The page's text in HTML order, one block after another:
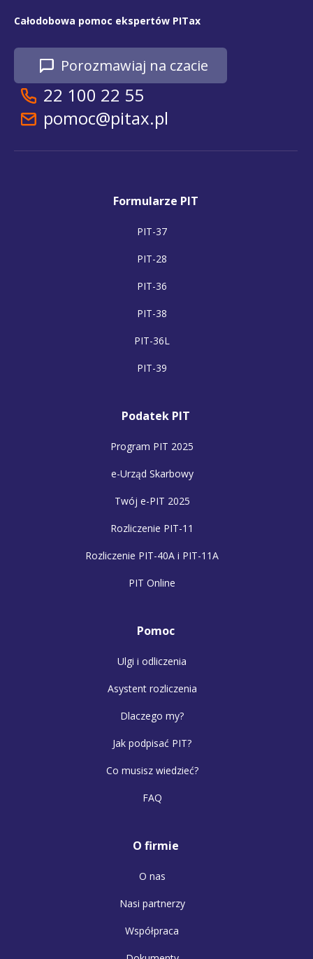
Całodobowa pomoc ekspertów PITax
Porozmawiaj na czacie
22 100 22 55
pomoc@pitax.pl
Formularze PIT
PIT-37
PIT-28
PIT-36
PIT-38
PIT-36L
PIT-39
Podatek PIT
Program PIT 2025
e-Urząd Skarbowy
Twój e-PIT 2025
Rozliczenie PIT-11
Rozliczenie PIT-40A i PIT-11A
PIT Online
Pomoc
Ulgi i odliczenia
Asystent rozliczenia
Dlaczego my?
Jak podpisać PIT?
Co musisz wiedzieć?
FAQ
O firmie
O nas
Nasi partnerzy
Współpraca